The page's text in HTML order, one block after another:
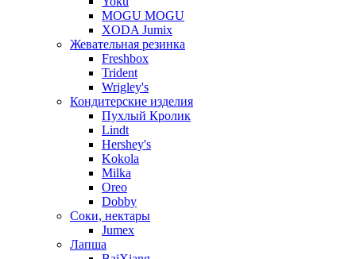
MOGU MOGU
XODA Jumix
Жевательная резинка
Freshbox
Trident
Wrigley's
Кондитерские изделия
Пухлый Кролик
Lindt
Hershey's
Kokola
Milka
Oreo
Dobby
Соки, нектары
Jumex
Лапша